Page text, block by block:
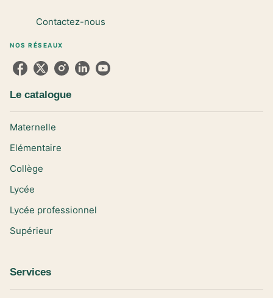
Contactez-nous
NOS RÉSEAUX
Le catalogue
Maternelle
Elémentaire
Collège
Lycée
Lycée professionnel
Supérieur
Services